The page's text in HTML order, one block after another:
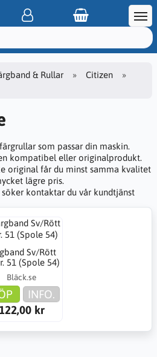
& Rullar
Citizen
som passar din maskin.
kompatibel eller originalprodukt.
original får du minst samma kvalitet
lägre pris.
kontaktar du vår kundtjänst
Sv/Rött
51 (Spole 54)
Bläck.se
INFO.
122,00 kr